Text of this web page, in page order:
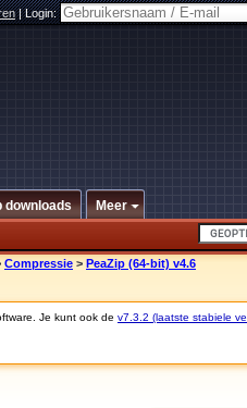
|Login:
downloads Meer
Compressie > PeaZip (64-bit) v4.6
Je kunt ook de v7.3.2 (laatste stabiele